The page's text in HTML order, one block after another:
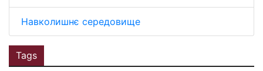
Навколишнє середовище
Tags